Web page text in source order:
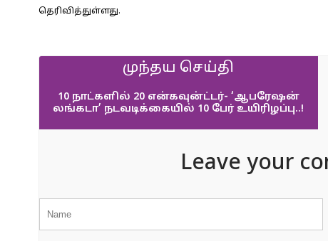
தெரிவித்துள்ளது.
முந்தய செய்தி
10 நாட்களில் 20 என்கவுன்ட்டர்- ‘ஆபரேஷன்
லங்கடா’ நடவடிக்கையில் 10 பேர் உயிரிழப்பு..!
Leave your